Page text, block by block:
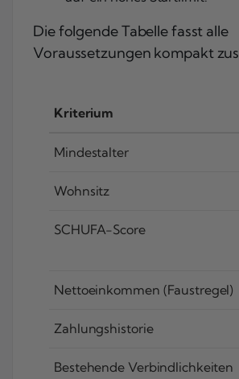
Die folgende Tabelle fasst alle
Voraussetzungen kompakt
Kriterium
Mindestalter
Wohnsitz
SCHUFA-Score
Nettoeinkommen (Faustregel)
Zahlungshistorie
Bestehende Verbindlichkeiten